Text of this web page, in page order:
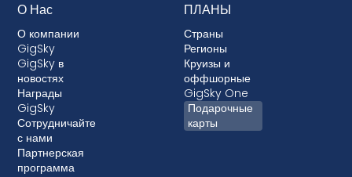
О Нас
О компании
GigSky
GigSky в
новостях
Награды
GigSky
Сотрудничайте
с нами
Партнерская
программа
ПЛАНЫ
Страны
Регионы
Круизы и
оффшорные
GigSky One
Подарочные
карты